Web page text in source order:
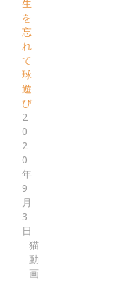
生
を
忘
れ
て
球
遊
び
2
0
2
0
年
9
月
3
日
猫
動
画